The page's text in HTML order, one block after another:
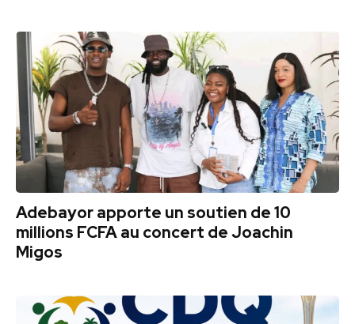
Adebayor apporte un soutien de 10
millions FCFA au concert de Joachin
Migos